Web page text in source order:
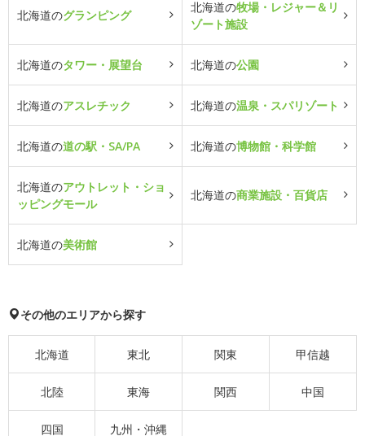
北海道のグランピング
北海道の牧場・レジャー＆リ
ゾート施設
北海道のタワー・展望台 北海道の公園
北海道のアスレチック 北海道の温泉・スパリゾート
北海道の道の駅・SA/PA 北海道の博物館・科学館
北海道のアウトレット・ショ
ッピングモール
北海道の商業施設・百貨店
北海道の美術館
その他のエリアから探す
北海道 東北 関東 甲信越
北陸 東海 関西 中国
四国 九州・沖縄